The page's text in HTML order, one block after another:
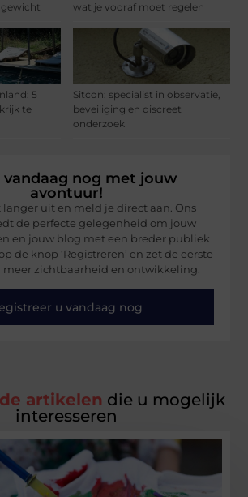
gewicht
wat je vooraf moet regelen
5
te
Sitcon: specialist in observatie,
beveiliging en discreet
onderzoek
vandaag nog met jouw
avontuur!
langer uit en meld je direct aan. Ons
de perfecte gelegenheid om jouw
en jouw blog met een breder publiek
de knop ‘Registreren’ en zet de eerste
zichtbaarheid en ontwikkeling.
u vandaag nog
artikelen die u mogelijk
interesseren